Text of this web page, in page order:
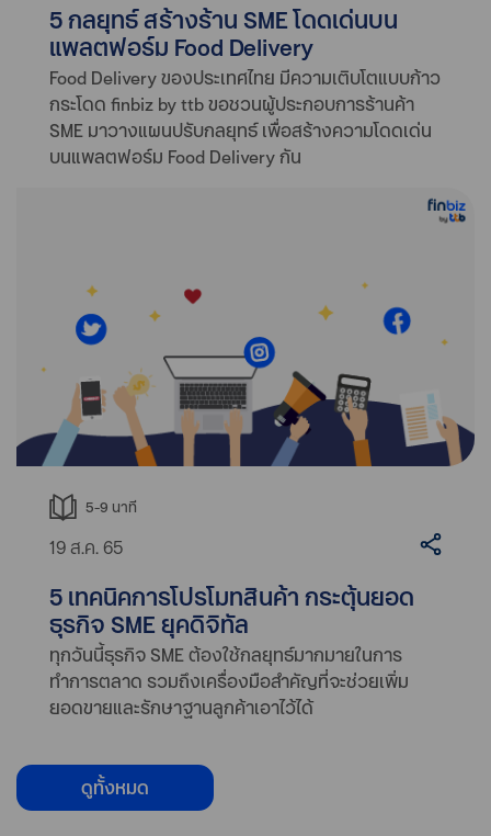
5 กลยุทธ์ สร้างร้าน SME โดดเด่นบน
แพลตฟอร์ม Food Delivery
Food Delivery ของประเทศไทย มีความเติบโตแบบก้าว
กระโดด finbiz by ttb ขอชวนผู้ประกอบการร้านค้า
SME มาวางแผนปรับกลยุทธ์ เพื่อสร้างความโดดเด่น
บนแพลตฟอร์ม Food Delivery กัน
5-9 นาที
19 ส.ค. 65
5 เทคนิคการโปรโมทสินค้า กระตุ้นยอด
ธุรกิจ SME ยุคดิจิทัล
ทุกวันนี้ธุรกิจ SME ต้องใช้กลยุทธ์มากมายในการ
ทำการตลาด รวมถึงเครื่องมือสำคัญที่จะช่วยเพิ่ม
ยอดขายและรักษาฐานลูกค้าเอาไว้ได้
ดูทั้งหมด